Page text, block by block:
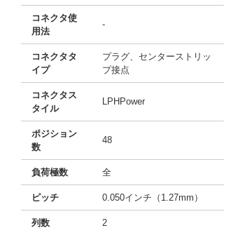
コネクタ使
用法
-
コネクタタ
イプ
プラグ、センターストリッ
プ接点
コネクタス
タイル
LPHPower
ポジション
数
48
負荷極数 全
ピッチ 0.050インチ（1.27mm）
列数 2